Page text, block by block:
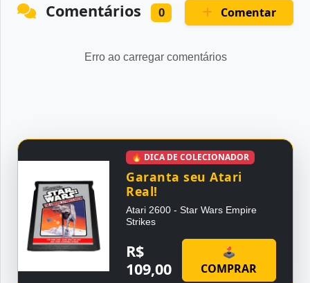
Comentários 0 Comentar
Erro ao carregar comentários
🔥 DICA DE COLECIONADOR
Garanta seu Atari
Real!
Atari 2600 - Star Wars Empire
Strikes
R$
109,00
🕹
COMPRAR